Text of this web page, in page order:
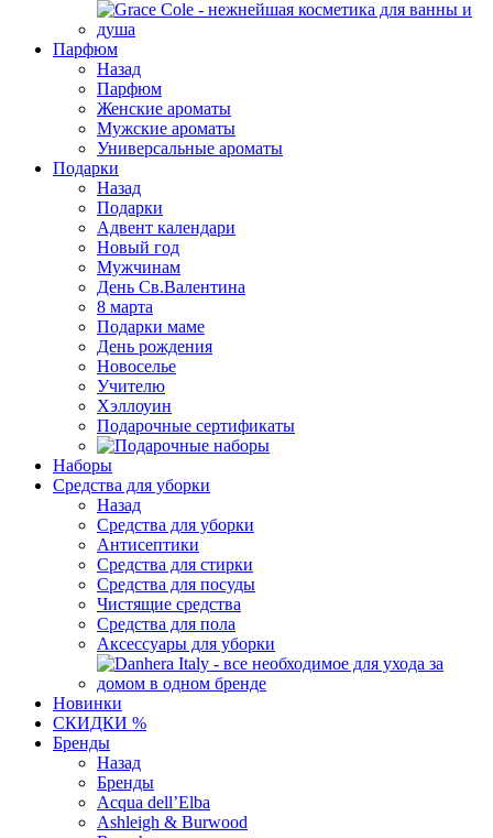
Парфюм
Назад
Парфюм
Женские ароматы
Мужские ароматы
Универсальные ароматы
Подарки
Назад
Подарки
Адвент календари
Новый год
Мужчинам
День Св.Валентина
8 марта
Подарки маме
День рождения
Новоселье
Учителю
Хэллоуин
Подарочные сертификаты
Наборы
Средства для уборки
Назад
Средства для уборки
Антисептики
Средства для стирки
Средства для посуды
Чистящие средства
Средства для пола
Аксессуары для уборки
Новинки
СКИДКИ %
Бренды
Назад
Бренды
Acqua dell’Elba
Ashleigh & Burwood